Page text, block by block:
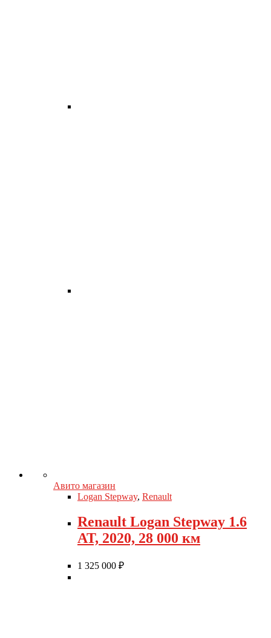
Авито магазин
Logan Stepway, Renault
Renault Logan Stepway 1.6
AT, 2020, 28 000 км
1 325 000 ₽